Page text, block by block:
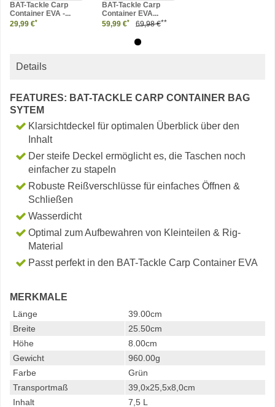
BAT-Tackle Carp
Container EVA -...
29,99 €*
BAT-Tackle Carp
Container EVA...
59,99 €* 69,98 €**
Details
FEATURES: BAT-TACKLE CARP CONTAINER BAG
SYTEM
Klarsichtdeckel für optimalen Überblick über den
Inhalt
Der steife Deckel ermöglicht es, die Taschen noch
einfacher zu stapeln
Robuste Reißverschlüsse für einfaches Öffnen &
Schließen
Wasserdicht
Optimal zum Aufbewahren von Kleinteilen & Rig-
Material
Passt perfekt in den BAT-Tackle Carp Container EVA
MERKMALE
Länge
39.00cm
Breite
25.50cm
Höhe
8.00cm
Gewicht
960.00g
Farbe
Grün
Transportmaß
39,0x25,5x8,0cm
Inhalt
7,5 L